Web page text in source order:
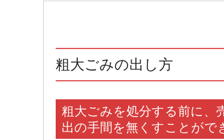
粗大ごみの出し方
粗大ごみを処分する前に、
出の手間を無くすことがで